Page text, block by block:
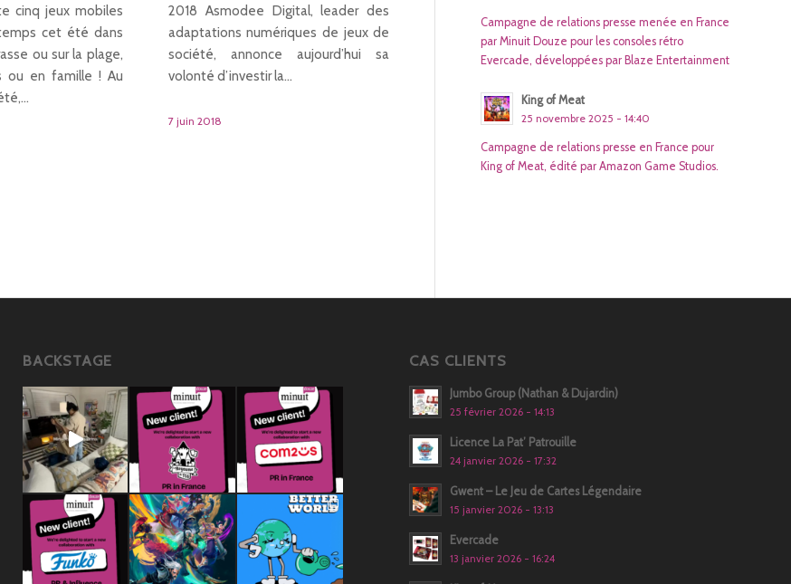
cinq jeux mobiles
cet été dans
ou sur la plage,
ou en famille ! Au
2018 Asmodee Digital, leader des
adaptations numériques de jeux de
société, annonce aujourd’hui sa
volonté d’investir la…
7 juin 2018
Campagne de relations presse menée en France
par Minuit Douze pour les consoles rétro
Evercade, développées par Blaze Entertainment
King of Meat
25 novembre 2025 - 14:40
Campagne de relations presse en France pour
King of Meat, édité par Amazon Game Studios.
BACKSTAGE CAS CLIENTS
Jumbo Group (Nathan & Dujardin)
25 février 2026 - 14:13
Licence La Pat’ Patrouille
24 janvier 2026 - 17:32
Gwent – Le Jeu de Cartes Légendaire
15 janvier 2026 - 13:13
Evercade
13 janvier 2026 - 16:24